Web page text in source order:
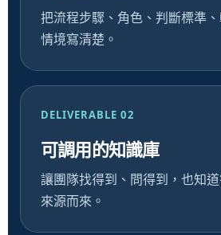
把流程步驟、角色、判斷標準
情境寫清楚。
DELIVERABLE 02
可調用的知識庫
讓團隊找得到、問得到，也知
來源而來。